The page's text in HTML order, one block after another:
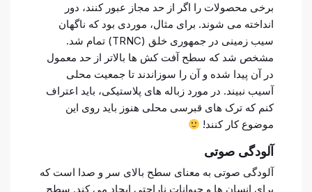
برخی محصولات را اگر از حد مجاز عبور کنند، دور
انداخته می شوند. برای مثال، موردی بود که ناگهان
سیب زمینی در جمهوری خلق (TRNC) تمام شد.
مشخص شد که سطح آفت کش ها بالاتر از حد معمول
در آن پیدا شده و آن را سوزاندند تا جمعیت محلی
آسیب نبیند. در مورد زباله های پلاستیکی، باید اعتراف
کنم که ترک های قبرسی محلی هنوز باید روی این
موضوع کار کنند!
آلودگی صوتی
آلودگی صوتی به معنای سطح بالای سر و صدا است که
برای انسان ها و حیوانات ناراحتی ایجاد می کند. سطح